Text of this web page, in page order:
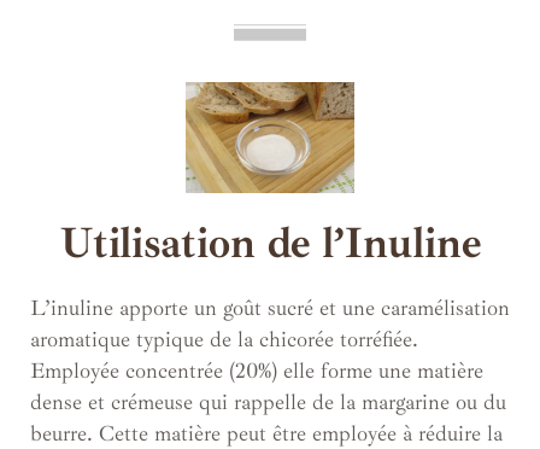
Utilisation de l’Inuline
L’inuline apporte un goût sucré et une caramélisation
aromatique typique de la chicorée torréfiée.
Employée concentrée (20%) elle forme une matière
dense et crémeuse qui rappelle de la margarine ou du
beurre. Cette matière peut être employée à réduire la